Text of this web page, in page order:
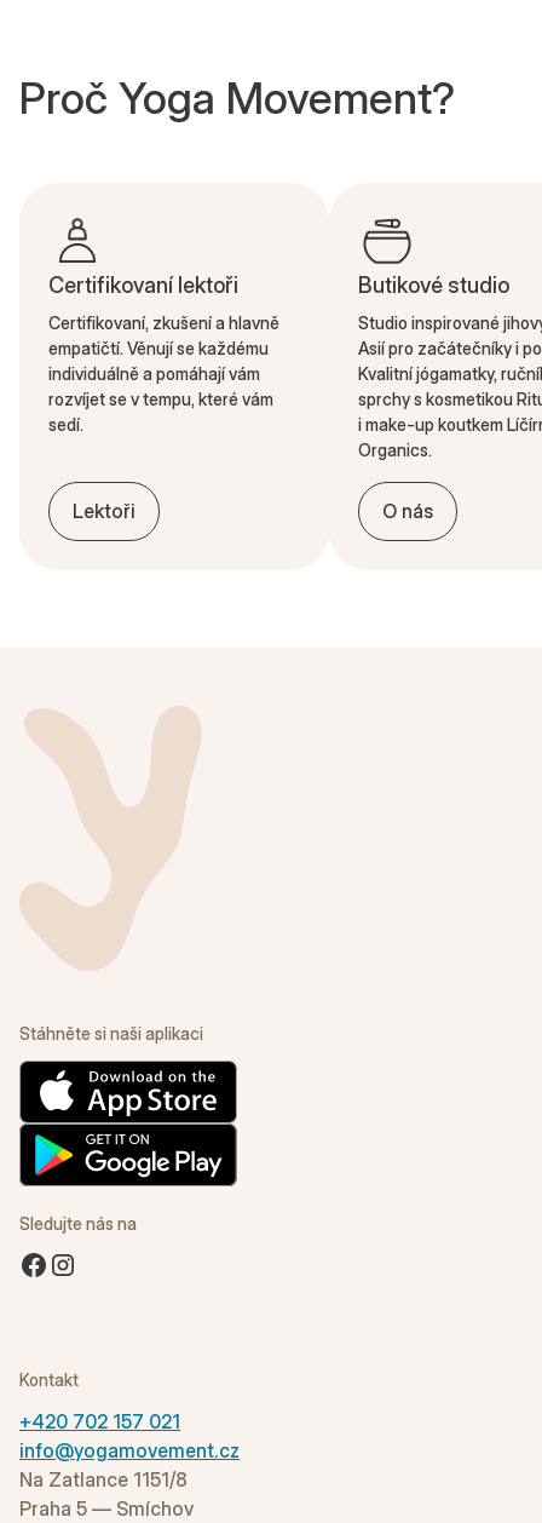
Proč Yoga Movement?
Certifikovaní lektoři
Certifikovaní, zkušení a hlavně
empatičtí. Věnují se každému
individuálně a pomáhají vám
rozvíjet se v tempu, které vám
sedí.
Lektoři
Butikové studio
Studio inspirované
Asií pro začátečníky i
Kvalitní jógamatky,
sprchy s kosmetikou
i make-up koutkem
Organics.
O nás
Stáhněte si naši aplikaci
Sledujte nás na
Kontakt
+420 702 157 021
info@yogamovement.cz
Na Zatlance 1151/8
Praha 5 — Smíchov